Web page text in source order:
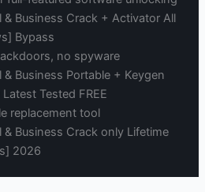
& Business Crack + Activator All
Bypass
no spyware
& Business Portable + Keygen
Tested FREE
replacement tool
& Business Crack only Lifetime
2026